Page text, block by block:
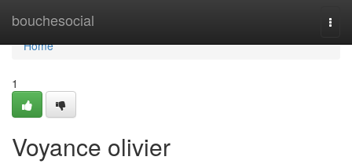
bouchesocial
Home
Home
1
Voyance olivier